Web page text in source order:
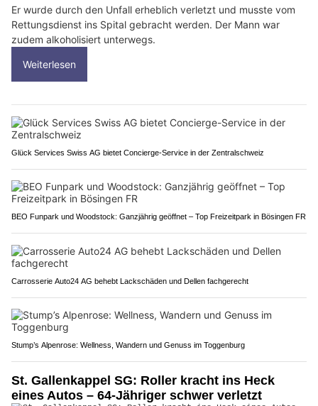
Er wurde durch den Unfall erheblich verletzt und musste vom
Rettungsdienst ins Spital gebracht werden. Der Mann war
zudem alkoholisiert unterwegs.
Weiterlesen
Glück Services Swiss AG bietet Concierge-Service in der Zentralschweiz
BEO Funpark und Woodstock: Ganzjährig geöffnet – Top Freizeitpark in Bösingen FR
Carrosserie Auto24 AG behebt Lackschäden und Dellen fachgerecht
Stump’s Alpenrose: Wellness, Wandern und Genuss im Toggenburg
St. Gallenkappel SG: Roller kracht ins Heck
eines Autos – 64-Jähriger schwer verletzt